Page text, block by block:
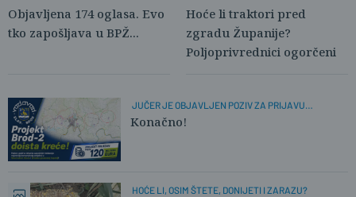
Objavljena 174 oglasa. Evo
tko zapošljava u BPŽ...
Hoće li traktori pred
zgradu Županije?
Poljoprivrednici ogorčeni
JUČER JE OBJAVLJEN POZIV ZA PRIJAVU
PROJEKTA
Konačno!
HOĆE LI, OSIM ŠTETE, DONIJETI I ZARAZU?